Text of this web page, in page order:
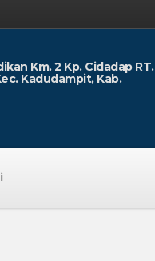
Km. 2 Kp. Cidadap RT.
Kadudampit, Kab.